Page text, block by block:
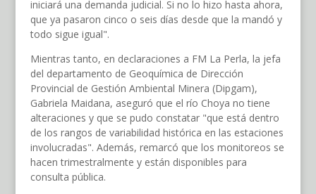
iniciará una demanda judicial. Si no lo hizo hasta ahora,
que ya pasaron cinco o seis días desde que la mandó y
todo sigue igual".
Mientras tanto, en declaraciones a FM La Perla, la jefa
del departamento de Geoquímica de Dirección
Provincial de Gestión Ambiental Minera (Dipgam),
Gabriela Maidana, aseguró que el río Choya no tiene
alteraciones y que se pudo constatar "que está dentro
de los rangos de variabilidad histórica en las estaciones
involucradas". Además, remarcó que los monitoreos se
hacen trimestralmente y están disponibles para
consulta pública.